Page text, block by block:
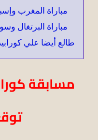
مباراة المغرب
مباراة البرتغال
طالع أيضا علي
مسابقة